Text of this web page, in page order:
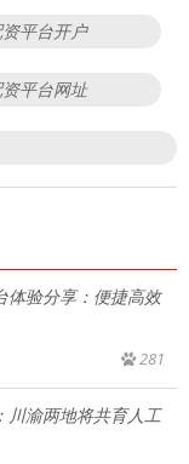
平台开户
平台网址
体验分享：便捷高效
281
川渝两地将共育人工